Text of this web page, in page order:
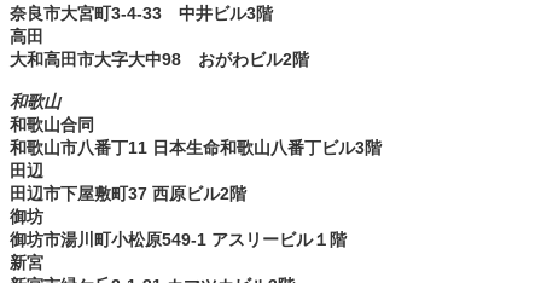
奈良市大宮町3-4-33 中井ビル3階
高田
大和高田市大字大中98 おがわビル2階
和歌山
和歌山合同
和歌山市八番丁11 日本生命和歌山八番丁ビル3階
田辺
田辺市下屋敷町37 西原ビル2階
御坊
御坊市湯川町小松原549-1 アスリービル１階
新宮